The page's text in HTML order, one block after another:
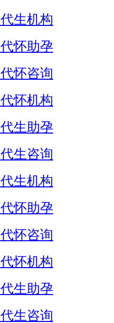
生机构
怀助孕
怀咨询
怀机构
生助孕
生咨询
生机构
怀助孕
怀咨询
怀机构
生助孕
生咨询